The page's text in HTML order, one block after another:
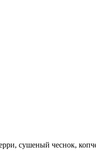
сушеный чеснок,